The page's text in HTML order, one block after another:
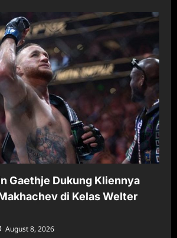
Gaethje Dukung Kliennya
di Kelas Welter
August 8, 2026